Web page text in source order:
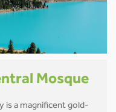
Mosque
is a magnificent gold-